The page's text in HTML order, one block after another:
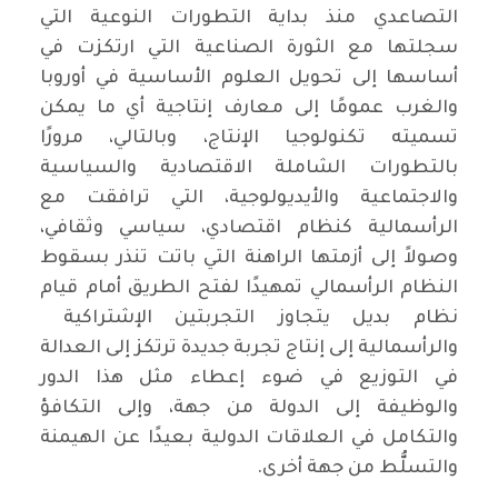
التصاعدي منذ بداية التطورات النوعية التي
سجلتها مع الثورة الصناعية التي ارتكزت في
أساسها إلى تحويل العلوم الأساسية في أوروبا
والغرب عمومًا إلى معارف إنتاجية أي ما يمكن
تسميته تكنولوجيا الإنتاج، وبالتالي، مرورًا
بالتطورات الشاملة الاقتصادية والسياسية
والاجتماعية والأيديولوجية، التي ترافقت مع
الرأسمالية كنظام اقتصادي، سياسي وثقافي،
وصولاً إلى أزمتها الراهنة التي باتت تنذر بسقوط
النظام الرأسمالي تمهيدًا لفتح الطريق أمام قيام
نظام بديل يتجاوز التجربتين الإشتراكية
والرأسمالية إلى إنتاج تجربة جديدة ترتكز إلى العدالة
في التوزيع في ضوء إعطاء مثل هذا الدور
والوظيفة إلى الدولة من جهة، وإلى التكافؤ
والتكامل في العلاقات الدولية بعيدًا عن الهيمنة
والتسلُّط من جهة أخرى.